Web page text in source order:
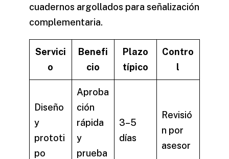
cuadernos argollados para señalización
complementaria.
Servici
o
Benefi
cio
Plazo
típico
Contro
l
Diseño
y
prototi
po
Aproba
ción
rápida
y
prueba
3–5
días
Revisió
n por
asesor